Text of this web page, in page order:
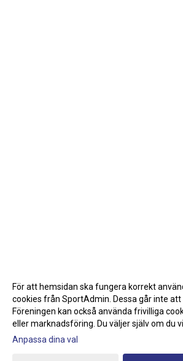
Gå till Webbversion
För att hemsidan ska fungera korrekt
cookies från SportAdmin. Dessa går inte att
Föreningen kan också använda frivilliga
eller marknadsföring. Du väljer själv om du
Anpassa dina val